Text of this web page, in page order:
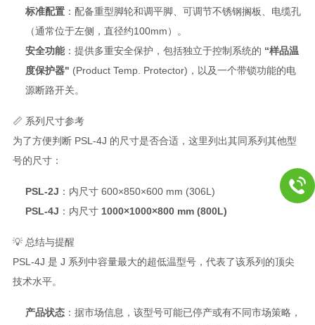
标准配置：配备重型脚轮和调平脚、可调节不锈钢搁板、电缆孔
（通常位于左侧，直径约100mm）。
安全功能：提供多重安全保护，包括独立于控制系统的 “样品温
度保护器" (Product Temp. Protector)，以及一个带锁功能的电
源断路开关。
📏 系列尺寸参考
为了方便判断 PSL-4J 的尺寸是否合适，这里列出其同系列其他型
号的尺寸：
PSL-2J ：内尺寸 600×850×600 mm (306L)
PSL-4J ：内尺寸 1000×1000×800 mm (800L)
💡 总结与提醒
PSL-4J 是 J 系列中容量最大的超低温型号，代表了该系列的顶尖
技术水平。
产品状态：据市场信息，该型号可能已停产或有不同市场策略，